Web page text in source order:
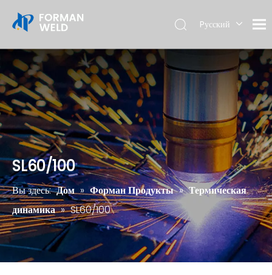
Pусский
SL60/100
Вы здесь: Дом » Форман Продукты » Термическая
динамика » SL60/100